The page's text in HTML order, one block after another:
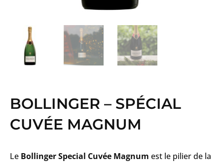
BOLLINGER – SPÉCIAL
CUVÉE MAGNUM
Le Bollinger Special Cuvée Magnum est le pilier de la